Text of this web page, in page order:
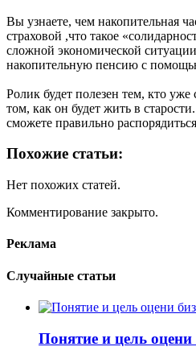
Вы узнаете, чем накопительная
страховой ,что такое
сложной экономической
накопительную пенсию с
Ролик будет полезен тем, кто уже
том, как он будет жить в
сможете правильно
Похожие статьи:
Нет похожих статей.
Комментирование закрыто.
Реклама
Случайные статьи
Понятие и цель оцени